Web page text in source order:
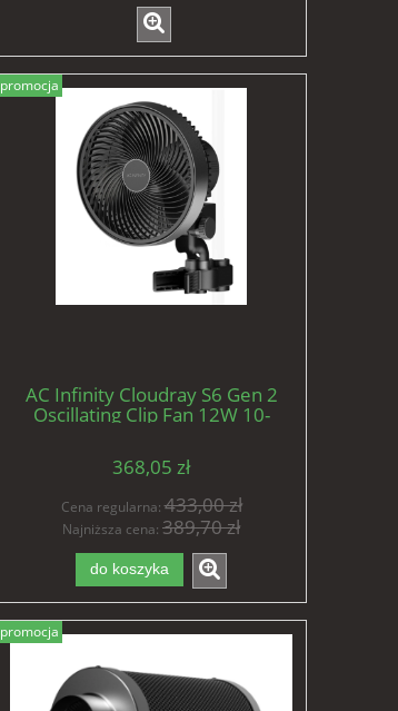
AC Infinity Cloudray S6 Gen 2
Oscillating Clip Fan 12W 10-
mieszający z klipsem
368,05 zł
Cena regularna:433,00 zł
Najniższa cena: 389,70 zł
do koszyka
promocja
promocja